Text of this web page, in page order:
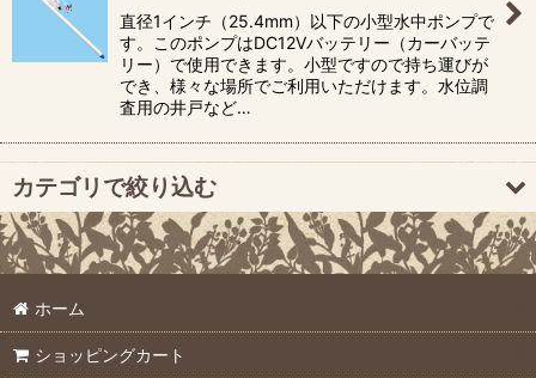
並び順
絞り込む
直径1インチ（25.4mm）以下の小型水中ポンプで
す。このポンプはDC12Vバッテリー（カーバッテ
リー）で使用できます。小型ですので持ち運びが
でき、様々な場所でご利用いただけます。水位調
査用の井戸など…
カテゴリで絞り込む
小型水中ポンプ (全商品)
製品
オプション
ホーム
ショッピングカート